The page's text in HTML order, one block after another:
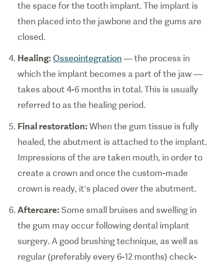
the space for the tooth implant. The implant is
then placed into the jawbone and the gums are
closed.
Healing: Osseointegration— the process in
which the implant becomes a part of the jaw —
takes about 4-6 months in total. This is usually
referred to as the healing period.
Final restoration: When the gum tissue is fully
healed, the abutment is attached to the implant.
Impressions of the are taken mouth, in order to
create a crown and once the custom-made
crown is ready, it’s placed over the abutment.
Aftercare: Some small bruises and swelling in
the gum may occur following dental implant
surgery. A good brushing technique, as well as
regular (preferably every 6-12 months) check-